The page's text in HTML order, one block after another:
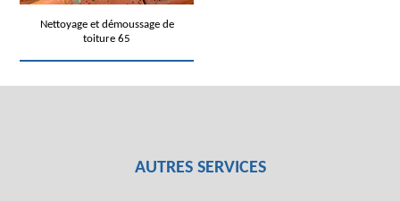
Nettoyage et démoussage de
toiture 65
AUTRES SERVICES